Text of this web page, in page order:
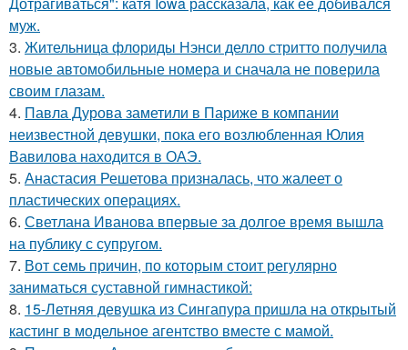
муж.
3. Жительница флориды Нэнси делло стритто получила
новые автомобильные номера и сначала не поверила
своим глазам.
4. Павла Дурова заметили в Париже в компании
неизвестной девушки, пока его возлюбленная Юлия
Вавилова находится в ОАЭ.
5. Анастасия Решетова призналась, что жалеет о
пластических операциях.
6. Светлана Иванова впервые за долгое время вышла
на публику с супругом.
7. Вот семь причин, по которым стоит регулярно
заниматься суставной гимнастикой:
8. 15-Летняя девушка из Сингапура пришла на открытый
кастинг в модельное агентство вместе с мамой.